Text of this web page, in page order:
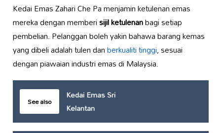
Kedai Emas Zahari Che Pa menjamin ketulenan emas
mereka dengan memberisijil ketulenanbagi setiap
pembelian. Pelanggan boleh yakin bahawa barang kemas
yang dibeli adalah tulen danberkualiti tinggi, sesuai
dengan piawaian industri emas di Malaysia.
See also
Kedai Emas Sri
Kelantan